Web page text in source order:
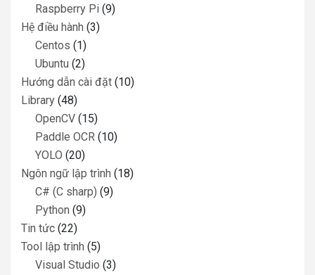
Raspberry Pi (9)
Hệ điều hành (3)
Centos (1)
Ubuntu (2)
Hướng dẫn cài đặt (10)
Library (48)
OpenCV (15)
Paddle OCR (10)
YOLO (20)
Ngôn ngữ lập trình (18)
C# (C sharp) (9)
Python (9)
Tin tức (22)
Tool lập trình (5)
Visual Studio (3)